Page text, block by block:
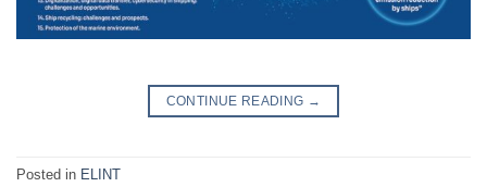
CONTINUE READING →
Posted in ELINT